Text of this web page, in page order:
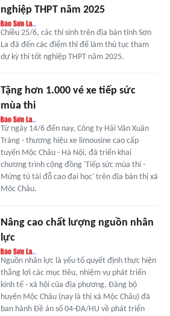
nghiệp THPT năm 2025
Chiều 25/6, các thí sinh trên địa bàn tỉnh Sơn
La đã đến các điểm thi để làm thủ tục tham
dự kỳ thi tốt nghiệp THPT năm 2025.
Tặng hơn 1.000 vé xe tiếp sức
mùa thi
Từ ngày 14/6 đến nay, Công ty Hải Vân Xuân
Tráng - thương hiệu xe limousine cao cấp
tuyến Mộc Châu - Hà Nội, đã triển khai
chương trình cộng đồng 'Tiếp sức mùa thi -
Mừng tú tài đỗ cao đại học' trên địa bàn thị xã
Môc Châu.
Nâng cao chất lượng nguồn nhân
lực
Nguồn nhân lực là yếu tố quyết định thực hiện
thắng lợi các mục tiêu, nhiệm vụ phát triển
kinh tế - xã hội của địa phương, Đảng bộ
huyện Mộc Châu (nay là thị xã Mộc Châu) đã
ban hành Đề án số 04-ĐA/HU về phát triển